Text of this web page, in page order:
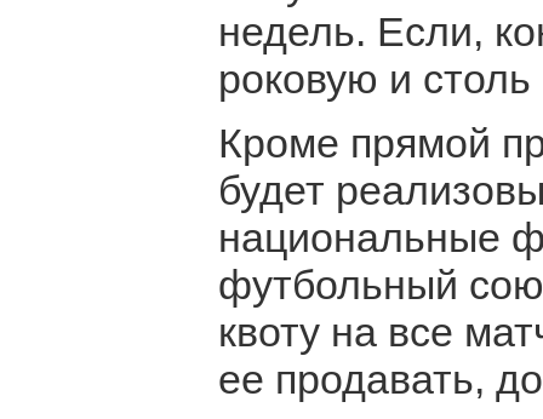
недель. Если,
роковую и
Кроме прямой
будет
национальные
футбольный
квоту на все
ее продавать,